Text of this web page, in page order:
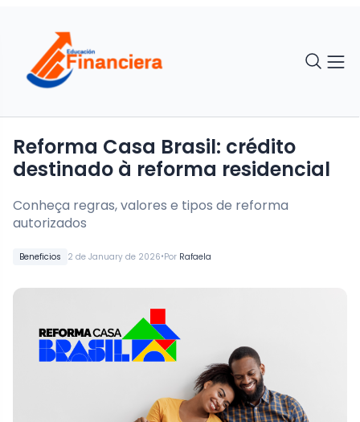
Beneficios 2 de January de 2026•Por Rafaela
Reforma Casa Brasil: crédito
destinado à reforma residencial
Conheça regras, valores e tipos de reforma
autorizados